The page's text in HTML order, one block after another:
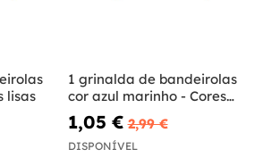
lisas
1 grinalda de bandeirolas
cor azul marinho - Cores
lisas
1,05 € 2,99 €
DISPONÍVEL